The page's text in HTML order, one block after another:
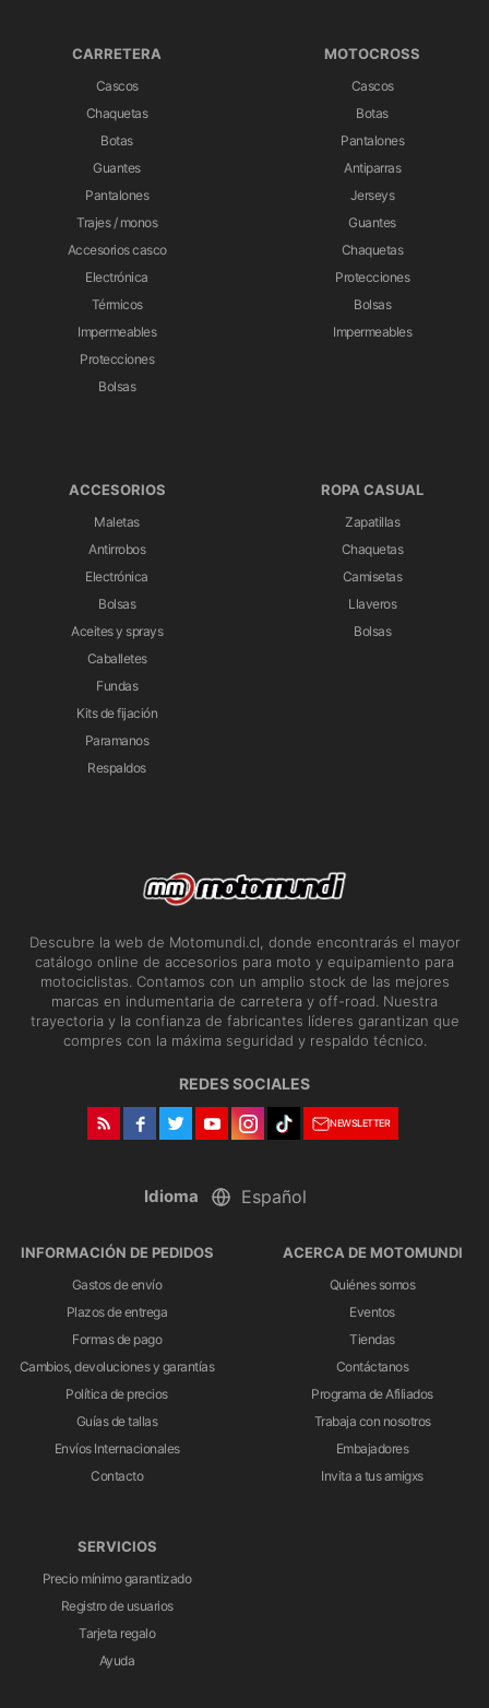
CARRETERA
Cascos
Chaquetas
Botas
Guantes
Pantalones
Trajes / monos
Accesorios casco
Electrónica
Térmicos
Impermeables
Protecciones
Bolsas
MOTOCROSS
Cascos
Botas
Pantalones
Antiparras
Jerseys
Guantes
Chaquetas
Protecciones
Bolsas
Impermeables
ACCESORIOS
Maletas
Antirrobos
Electrónica
Bolsas
Aceites y sprays
Caballetes
Fundas
Kits de fijación
Paramanos
Respaldos
ROPA CASUAL
Zapatillas
Chaquetas
Camisetas
Llaveros
Bolsas
Descubre la web de Motomundi.cl, donde encontrarás el mayor
catálogo online de accesorios para moto y equipamiento para
motociclistas. Contamos con un amplio stock de las mejores
marcas en indumentaria de carretera y off-road. Nuestra
trayectoria y la confianza de fabricantes líderes garantizan que
compres con la máxima seguridad y respaldo técnico.
REDES SOCIALES
NEWSLETTER
Idioma
INFORMACIÓN DE PEDIDOS
Gastos de envío
Plazos de entrega
Formas de pago
Cambios, devoluciones y garantías
Política de precios
Guías de tallas
Envíos Internacionales
Contacto
ACERCA DE MOTOMUNDI
Quiénes somos
Eventos
Tiendas
Contáctanos
Programa de Afiliados
Trabaja con nosotros
Embajadores
Invita a tus amigxs
SERVICIOS
Precio mínimo garantizado
Registro de usuarios
Tarjeta regalo
Ayuda